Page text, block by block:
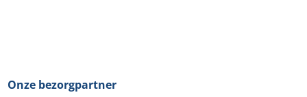
Onze bezorgpartner